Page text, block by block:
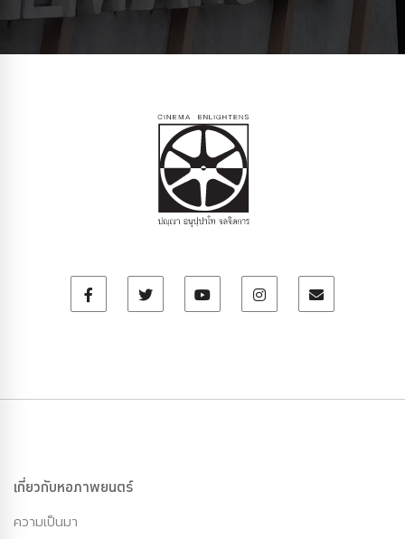
เกี่ยวกับหอภาพยนตร์
ความเป็นมา